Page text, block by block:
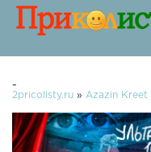
-
2pricolisty.ru » Azazin Kreet